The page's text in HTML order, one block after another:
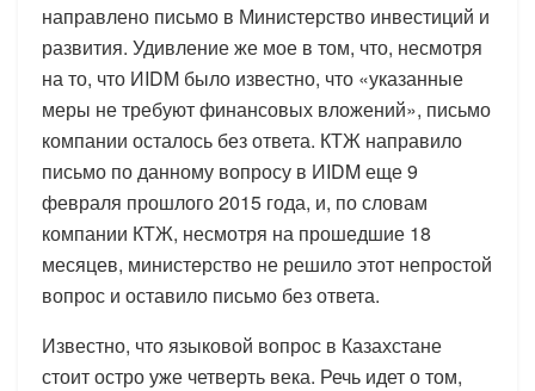
направлено письмо в Министерство инвестиций и
развития. Удивление же мое в том, что, несмотря
на то, что ИIDM было известно, что «указанные
меры не требуют финансовых вложений», письмо
компании осталось без ответа. КТЖ направило
письмо по данному вопросу в ИIDM еще 9
февраля прошлого 2015 года, и, по словам
компании КТЖ, несмотря на прошедшие 18
месяцев, министерство не решило этот непростой
вопрос и оставило письмо без ответа.
Известно, что языковой вопрос в Казахстане
стоит остро уже четверть века. Речь идет о том,